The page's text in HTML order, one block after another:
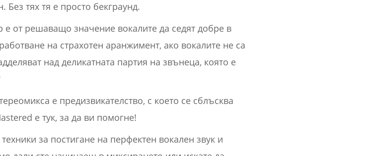
Без тях тя е просто бекграунд.
от решаващо значение вокалите да седят добре в
на страхотен аранжимент, ако вокалите не са
над деликатната партия на звънеца, която е
е предизвикателство, с което се сблъсква
е тук, за да ви помогне!
за постигане на перфектен вокален звук и